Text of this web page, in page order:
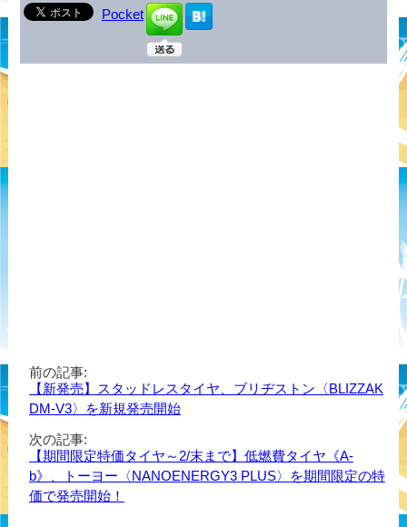
Pocket
前の記事:
【新発売】スタッドレスタイヤ、ブリヂストン〈BLIZZAK
DM-V3〉を新規発売開始
次の記事:
【期間限定特価タイヤ～2/末まで】低燃費タイヤ《A-
b》、トーヨー〈NANOENERGY3 PLUS〉を期間限定の特
価で発売開始！